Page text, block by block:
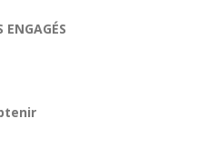
ENGAGÉS